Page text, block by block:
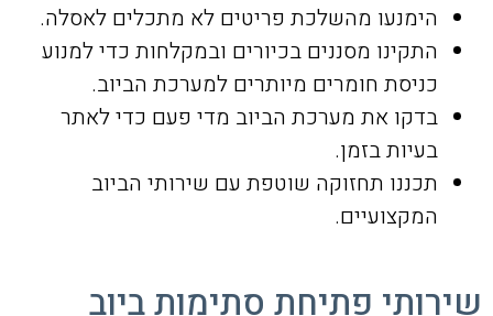
הימנעו מהשלכת פריטים לא מתכלים לאסלה.
התקינו מסננים בכיורים ובמקלחות כדי למנוע
כניסת חומרים מיותרים למערכת הביוב.
בדקו את מערכת הביוב מדי פעם כדי לאתר
בעיות בזמן.
תכננו תחזוקה שוטפת עם שירותי הביוב
המקצועיים.
שירותי פתיחת סתימות ביוב